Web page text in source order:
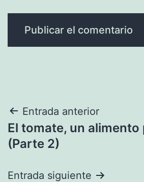
Navegación
de
Entrada anterior
El tomate, un alimento
(Parte 2)
Entrada siguiente